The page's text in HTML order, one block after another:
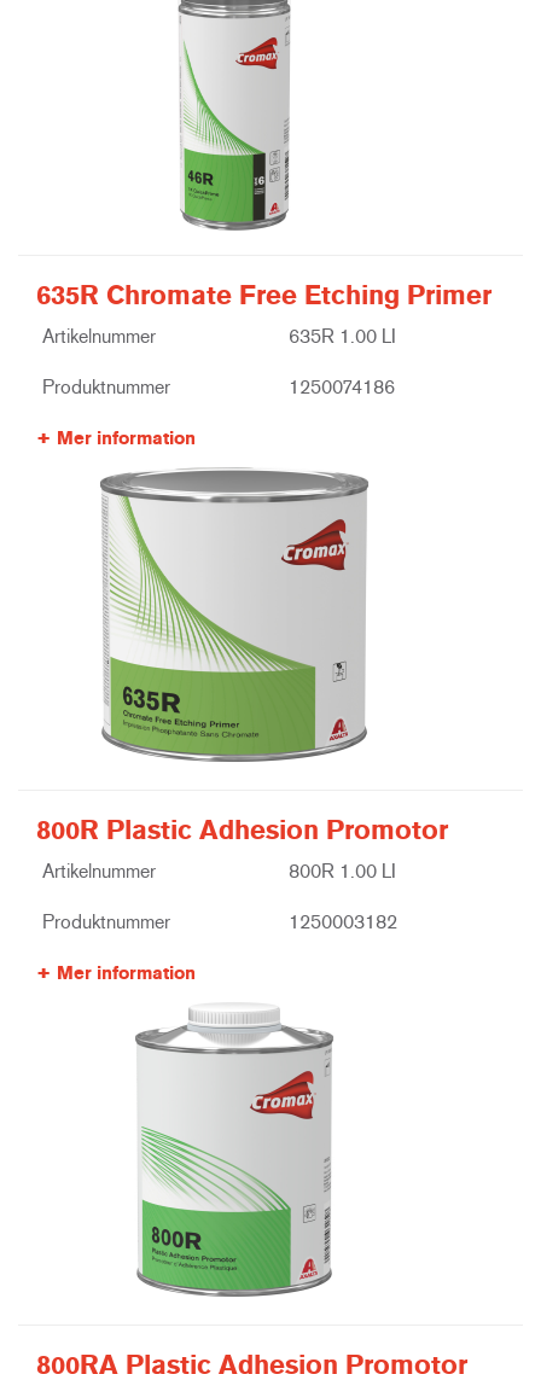
635R Chromate Free Etching Primer
Artikelnummer 635R 1.00 LI
Produktnummer 1250074186
Mer information
800R Plastic Adhesion Promotor
Artikelnummer 800R 1.00 LI
Produktnummer 1250003182
Mer information
800RA Plastic Adhesion Promotor